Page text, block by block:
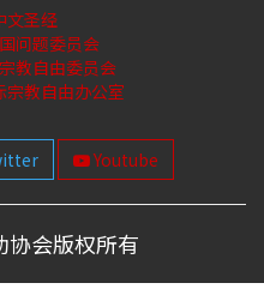
圣经
问题委员会
教自由委员会
教自由办公室
Youtube
协会版权所有